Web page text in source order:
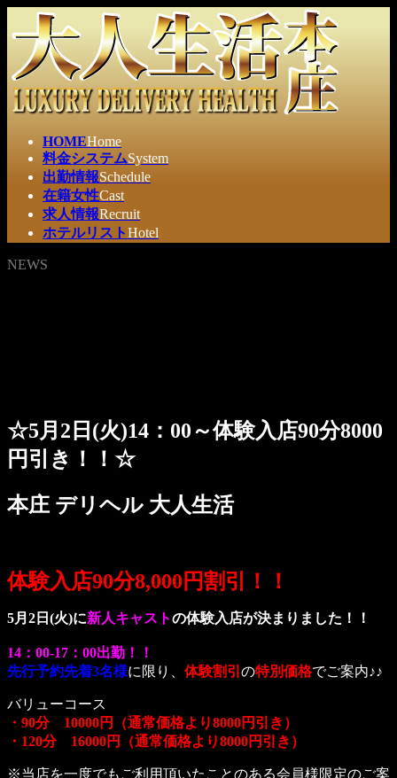
ン
ン
ツ
へ
ビ
ー
シ
ョ
HOMEHome
料金システムSystem
出勤情報Schedule
在籍女性Cast
求人情報Recruit
ホテルリストHotel
NEWS
☆5月2日(火)14：00～体験入店90分8000
円引き！！☆
本庄 デリヘル 大人生活
体験入店90分8,000円割引！！
5月2日(火)に新人キャストの体験入店が決まりました！！
14：00-17：00出勤！！
先行予約先着3名様に限り、 体験割引 の特別価格でご案内♪♪
バリューコース
・90分 10000円（通常価格より8000円引き）
・120分 16000円（通常価格より8000円引き）
※当店を一度でもご利用頂いたことのある会員様限定のご案